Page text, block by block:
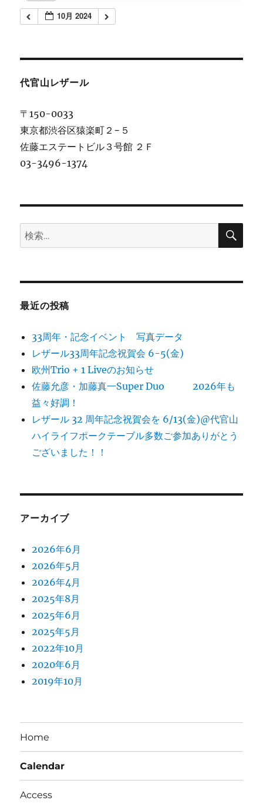
10月 2024
代官山レザール
〒150-0033
東京都渋谷区猿楽町２−５
佐藤エステートビル３号館 ２Ｆ
03-3496-1374
検
索:
検
最近の投稿
33周年・記念イベント 写真データ
レザール33周年記念祝賀会 6-5(金)
欧州Trio + 1 Liveのお知らせ
佐藤允彦・加藤真一Super Duo 2026年も
益々好調！
レザール 32 周年記念祝賀会を 6/13(金)@代官山
ハイライフポークテーブル多数ご参加ありがとう
ございました！！
アーカイブ
2026年6月
2026年5月
2026年4月
2025年8月
2025年6月
2025年5月
2022年10月
2020年6月
2019年10月
Home
Calendar
Access